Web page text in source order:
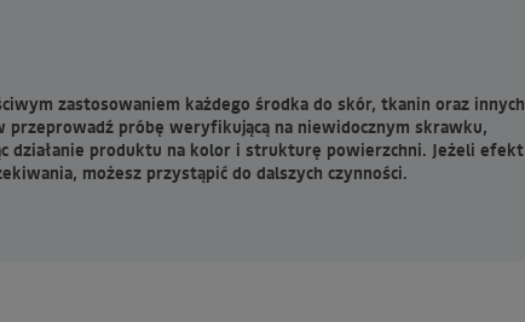
zastosowaniem każdego środka do skór, tkanin oraz innych
przeprowadź próbę weryfikującą na niewidocznym skrawku,
działanie produktu na kolor i strukturę powierzchni. Jeżeli efekt
możesz przystąpić do dalszych czynności.